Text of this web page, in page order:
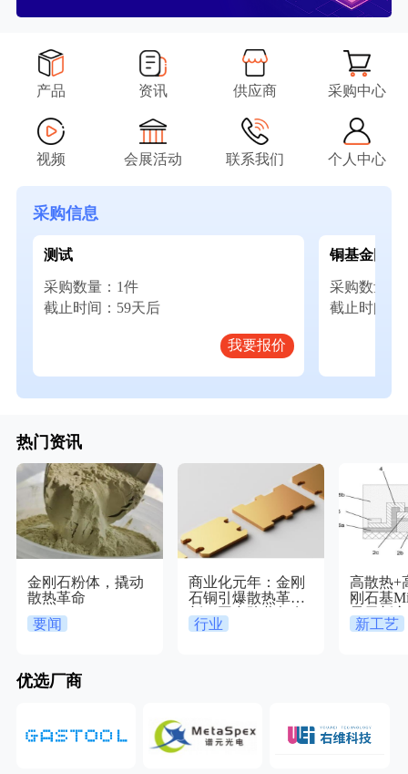
产品 资讯 供应商 采购中心
视频 会展活动 联系我们 个人中心
采购信息
测试
采购数量：1件
截止时间：59天后
我要报价
铜基金刚石
采购数量：
截止时间：
热门资讯
金刚石粉体，撬动
散热革命
要闻
商业化元年：金刚
石铜引爆散热革
新，国产阵营都有
谁？
行业
高散热+
刚石基
显示新
新工艺
优选厂商